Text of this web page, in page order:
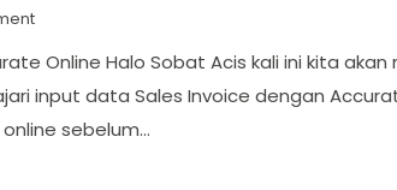
Online Halo Sobat Acis kali ini kita
input data Sales Invoice dengan
sebelum…